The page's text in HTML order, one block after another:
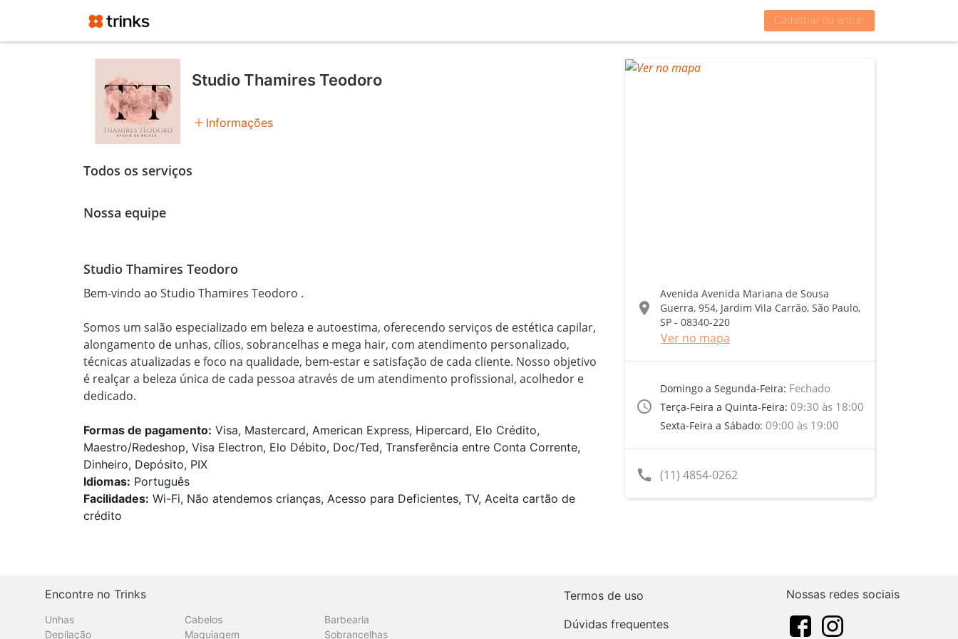
Cadastrar ou entrar
Studio Thamires Teodoro
add Informações
Todos os serviços
Nossa equipe
Studio Thamires Teodoro
Bem-vindo ao Studio Thamires Teodoro .
Somos um salão especializado em beleza e autoestima, oferecendo serviços de estética capilar,
alongamento de unhas, cílios, sobrancelhas e mega hair, com atendimento personalizado,
técnicas atualizadas e foco na qualidade, bem-estar e satisfação de cada cliente. Nosso objetivo
é realçar a beleza única de cada pessoa através de um atendimento profissional, acolhedor e
dedicado.
Formas de pagamento: Visa, Mastercard, American Express, Hipercard, Elo Crédito,
Maestro/Redeshop, Visa Electron, Elo Débito, Doc/Ted, Transferência entre Conta Corrente,
Dinheiro, Depósito, PIX
Idiomas: Português
Facilidades: Wi-Fi, Não atendemos crianças, Acesso para Deficientes, TV, Aceita cartão de
crédito
location_on
Avenida Avenida Mariana de Sousa
Guerra, 954, Jardim Vila Carrão, São Paulo,
SP - 08340-220
Ver no mapa
access_time
Domingo a Segunda-Feira: Fechado
Terça-Feira a Quinta-Feira: 09:30 às 18:00
Sexta-Feira a Sábado: 09:00 às 19:00
call (11) 4854-0262
Encontre no Trinks
Unhas Cabelos
Barbearia
Depilação
Maquiagem Sobrancelhas
Termos de uso
Dúvidas frequentes
Nossas redes sociais